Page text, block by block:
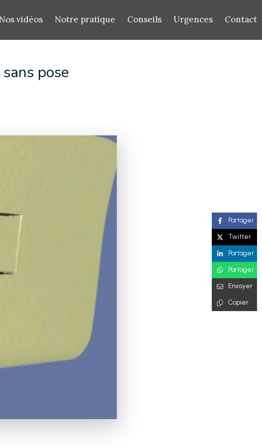
Nos vidéos Notre pratique Conseils Urgences Contact
pose
Partager
Twitter
Partager
Partager
Envoyer
Copier